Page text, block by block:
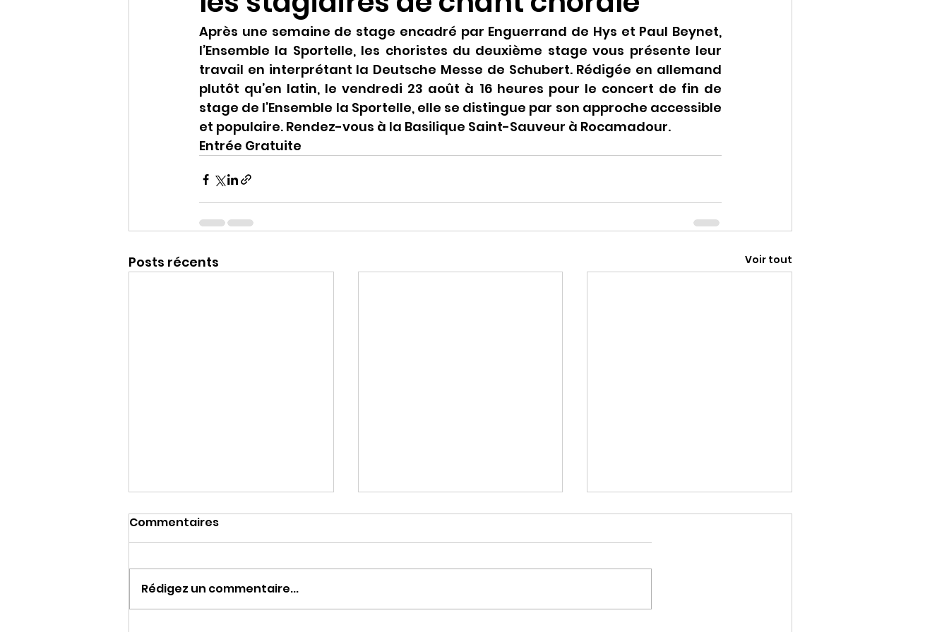
Après une semaine de stage encadré par Enguerrand de Hys et Paul Beynet,
l’Ensemble la Sportelle, les choristes du deuxième stage vous présente leur
travail en interprétant la Deutsche Messe de Schubert. Rédigée en allemand
plutôt qu’en latin, le vendredi 23 août à 16 heures pour le concert de fin de
stage de l’Ensemble la Sportelle, elle se distingue par son approche accessible
et populaire. Rendez-vous à la Basilique Saint-Sauveur à Rocamadour.
Entrée Gratuite
Posts récents Voir tout
Commentaires
Rédigez un commentaire...